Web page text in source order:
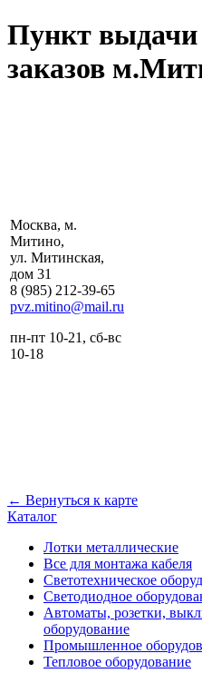
Пункт выдачи
заказов
Москва, м.
Митино,
ул. Митинская,
дом 31
8 (985) 212-39-65
pvz.mitino@mail.ru
пн-пт 10-21, сб-вс
10-18
← Вернуться к карте
Каталог
Лотки металлические
Все для монтажа кабеля
Светотехническое
Светодиодное
Автоматы, розетки,
оборудование
Промышленное
Тепловое оборудование